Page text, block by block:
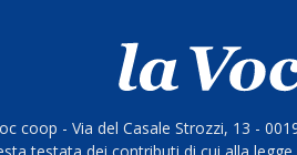
coop - Via del Casale Strozzi, 13 -